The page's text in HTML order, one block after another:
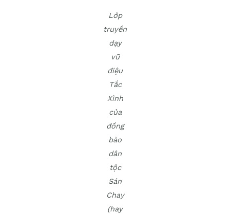
Lớp
truyền
dạy
vũ
điệu
Tắc
Xình
của
đồng
bào
dân
tộc
Sán
Chay
(hay